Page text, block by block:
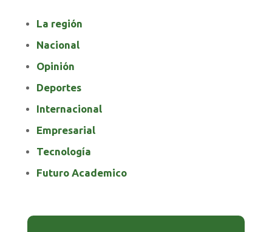
La región
Nacional
Opinión
Deportes
Internacional
Empresarial
Tecnología
Futuro Academico